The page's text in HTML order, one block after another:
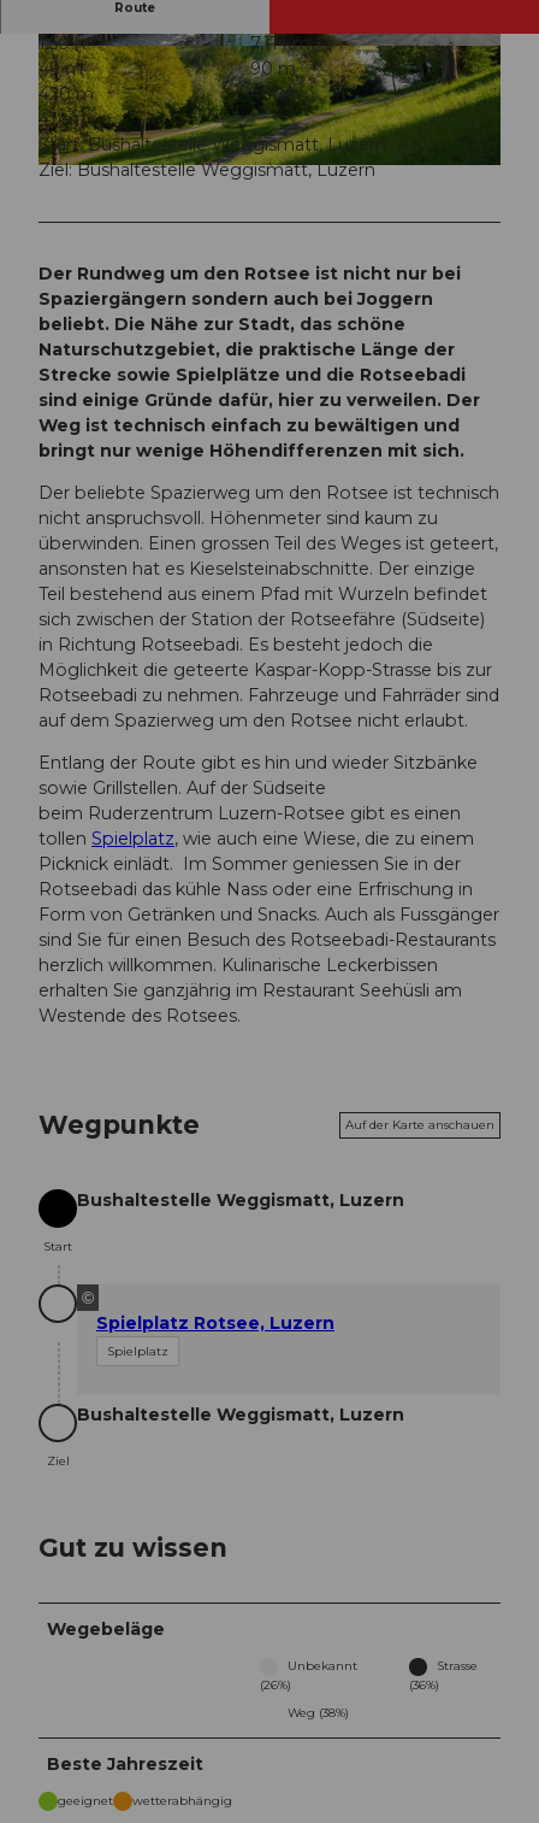
© Laila Bosco, Luzern Tourismus
© Laila Bosco, Luzern Tourismus, Laila Bosco /
LTAG
© Alexander Kramis / Luzern Tourismus, Luzer
n Tourismus
Route
1:50 h
7,11 km
49 m
90 m
420 m
461 m
41 m
Start: Bushaltestelle Weggismatt, Luzern
Ziel: Bushaltestelle Weggismatt, Luzern
Der Rundweg um den Rotsee ist nicht nur bei
Spaziergängern sondern auch bei Joggern
beliebt. Die Nähe zur Stadt, das schöne
Naturschutzgebiet, die praktische Länge der
Strecke sowie Spielplätze und die Rotseebadi
sind einige Gründe dafür, hier zu verweilen. Der
Weg ist technisch einfach zu bewältigen und
bringt nur wenige Höhendifferenzen mit sich.
Der beliebte Spazierweg um den Rotsee ist technisch
nicht anspruchsvoll. Höhenmeter sind kaum zu
überwinden. Einen grossen Teil des Weges ist geteert,
ansonsten hat es Kieselsteinabschnitte. Der einzige
Teil bestehend aus einem Pfad mit Wurzeln befindet
sich zwischen der Station der Rotseefähre (Südseite)
in Richtung Rotseebadi. Es besteht jedoch die
Möglichkeit die geteerte Kaspar-Kopp-Strasse bis zur
Rotseebadi zu nehmen. Fahrzeuge und Fahrräder sind
auf dem Spazierweg um den Rotsee nicht erlaubt.
Entlang der Route gibt es hin und wieder Sitzbänke
sowie Grillstellen. Auf der Südseite
beim Ruderzentrum Luzern-Rotsee gibt es einen
tollen Spielplatz, wie auch eine Wiese, die zu einem
Picknick einlädt. Im Sommer geniessen Sie in der
Rotseebadi das kühle Nass oder eine Erfrischung in
Form von Getränken und Snacks. Auch als Fussgänger
sind Sie für einen Besuch des Rotseebadi-Restaurants
herzlich willkommen. Kulinarische Leckerbissen
erhalten Sie ganzjährig im Restaurant Seehüsli am
Westende des Rotsees.
Wegpunkte Auf der Karte anschauen
Start
Start
Bushaltestelle Weggismatt, Luzern
©
Spielplatz Rotsee, Luzern
Spielplatz
Ziel
Ziel
Bushaltestelle Weggismatt, Luzern
Gut zu wissen
Wegebeläge
Unbekannt
(26%)
Strasse
(36%)
Weg (38%)
Beste Jahreszeit
geeignet wetterabhängig